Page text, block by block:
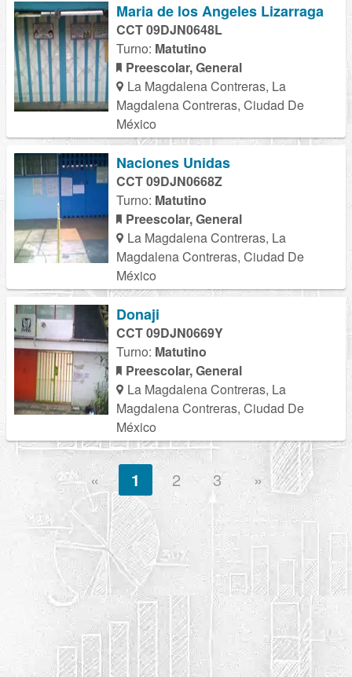
Maria de los Angeles Lizarraga
CCT 09DJN0648L
Turno: Matutino
Preescolar, General
La Magdalena Contreras, La
Magdalena Contreras, Ciudad De
México
Naciones Unidas
CCT 09DJN0668Z
Turno: Matutino
Preescolar, General
La Magdalena Contreras, La
Magdalena Contreras, Ciudad De
México
Donaji
CCT 09DJN0669Y
Turno: Matutino
Preescolar, General
La Magdalena Contreras, La
Magdalena Contreras, Ciudad De
México
« 1 2 3 »